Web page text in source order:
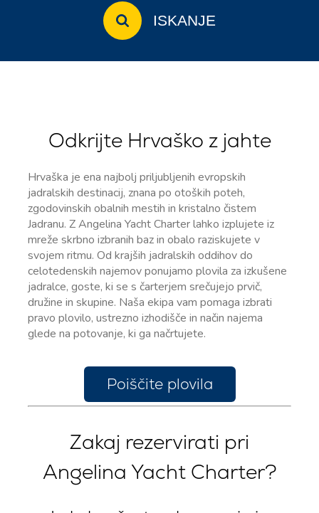
ISKANJE
Odkrijte Hrvaško z jahte
Hrvaška je ena najbolj priljubljenih evropskih
jadralskih destinacij, znana po otoških poteh,
zgodovinskih obalnih mestih in kristalno čistem
Jadranu. Z Angelina Yacht Charter lahko izplujete iz
mreže skrbno izbranih baz in obalo raziskujete v
svojem ritmu. Od krajših jadralskih oddihov do
celotedenskih najemov ponujamo plovila za izkušene
jadralce, goste, ki se s čarterjem srečujejo prvič,
družine in skupine. Naša ekipa vam pomaga izbrati
pravo plovilo, ustrezno izhodišče in način najema
glede na potovanje, ki ga načrtujete.
Poiščite plovila
Zakaj rezervirati pri
Angelina Yacht Charter?